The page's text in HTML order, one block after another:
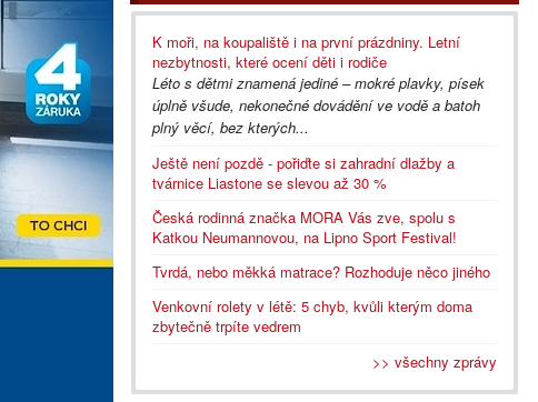
K moři, na koupaliště i na první prázdniny. Letní
nezbytnosti, které ocení děti i rodiče
Léto s dětmi znamená jediné – mokré plavky, písek
úplně všude, nekonečné dovádění ve vodě a batoh
plný věcí, bez kterých...
Ještě není pozdě - pořiďte si zahradní dlažby a
tvárnice Liastone se slevou až 30 %
Česká rodinná značka MORA Vás zve, spolu s
Katkou Neumannovou, na Lipno Sport Festival!
Tvrdá, nebo měkká matrace? Rozhoduje něco jiného
Venkovní rolety v létě: 5 chyb, kvůli kterým doma
zbytečně trpíte vedrem
>> všechny zprávy